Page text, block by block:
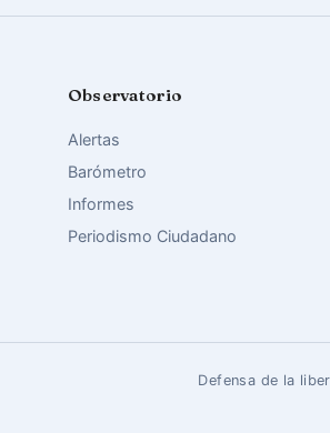
Observatorio
Alertas
Barómetro
Informes
Periodismo Ciudadano
Defensa de la